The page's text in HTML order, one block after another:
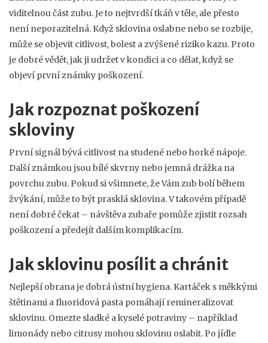
viditelnou část zubu. Je to nejtvrdší tkáň v těle, ale přesto
není neporazitelná. Když sklovina oslabne nebo se rozbije,
může se objevit citlivost, bolest a zvýšené riziko kazu. Proto
je dobré vědět, jak ji udržet v kondici a co dělat, když se
objeví první známky poškození.
Jak rozpoznat poškození
skloviny
První signál bývá citlivost na studené nebo horké nápoje.
Další známkou jsou bílé skvrny nebo jemná drážka na
povrchu zubu. Pokud si všimnete, že Vám zub bolí během
žvýkání, může to být prasklá sklovina. V takovém případě
není dobré čekat – návštěva zubaře pomůže zjistit rozsah
poškození a předejít dalším komplikacím.
Jak sklovinu posílit a chránit
Nejlepší obrana je dobrá ústní hygiena. Kartáček s měkkými
štětinami a fluoridová pasta pomáhají remineralizovat
sklovinu. Omezte sladké a kyselé potraviny – například
limonády nebo citrusy mohou sklovinu oslabit. Po jídle